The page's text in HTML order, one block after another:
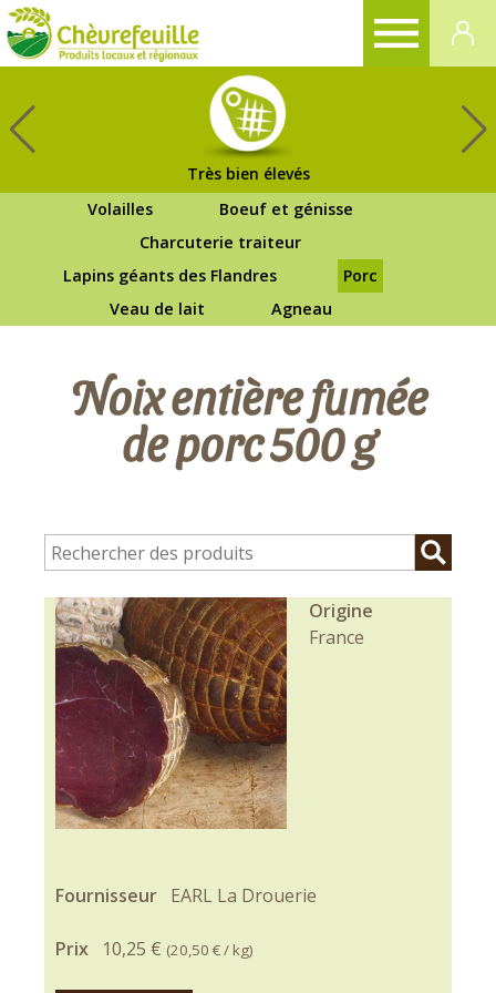
Très bien élevés
Volailles
Boeuf et génisse
Charcuterie traiteur
Lapins géants des Flandres
Porc
Veau de lait
Agneau
Noix entière fumée
de porc 500 g
Origine
France
Fournisseur EARL La Drouerie
Prix 10,25 € (20,50 €/ kg)